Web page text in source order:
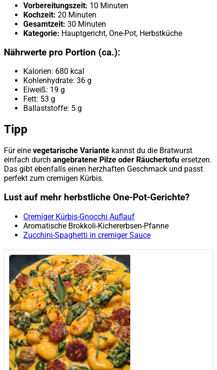
Vorbereitungszeit: 10 Minuten
Kochzeit: 20 Minuten
Gesamtzeit: 30 Minuten
Kategorie: Hauptgericht, One-Pot, Herbstküche
Nährwerte pro Portion (ca.):
Kalorien: 680 kcal
Kohlenhydrate: 36 g
Eiweiß: 19 g
Fett: 53 g
Ballaststoffe: 5 g
Tipp
Für eine vegetarische Variante kannst du die Bratwurst
einfach durch angebratene Pilze oder Räuchertofu ersetzen.
Das gibt ebenfalls einen herzhaften Geschmack und passt
perfekt zum cremigen Kürbis.
Lust auf mehr herbstliche One-Pot-Gerichte?
Cremiger Kürbis-Gnocchi Auflauf
Aromatische Brokkoli-Kichererbsen-Pfanne
Zucchini-Spaghetti in cremiger Sauce